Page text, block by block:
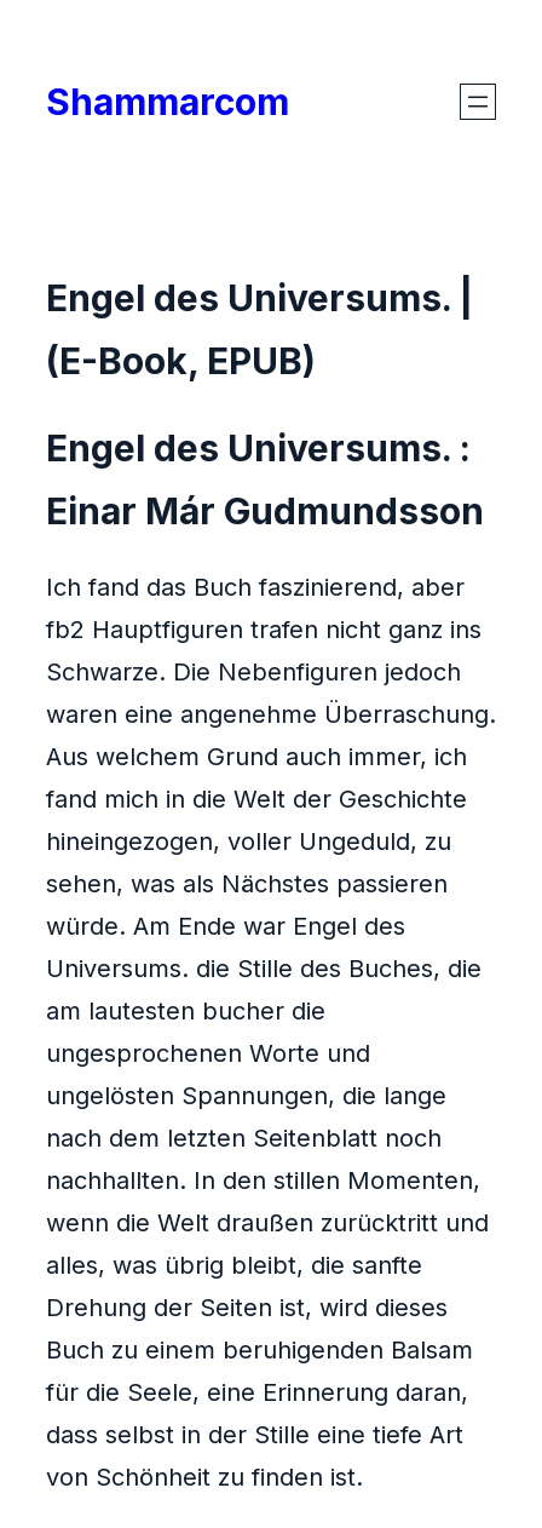
content
Shammarcom
Engel des Universums. |
(E-Book, EPUB)
Engel des Universums. :
Einar Már Gudmundsson
Ich fand das Buch faszinierend, aber
fb2 Hauptfiguren trafen nicht ganz ins
Schwarze. Die Nebenfiguren jedoch
waren eine angenehme Überraschung.
Aus welchem Grund auch immer, ich
fand mich in die Welt der Geschichte
hineingezogen, voller Ungeduld, zu
sehen, was als Nächstes passieren
würde. Am Ende war Engel des
Universums. die Stille des Buches, die
am lautesten bucher die
ungesprochenen Worte und
ungelösten Spannungen, die lange
nach dem letzten Seitenblatt noch
nachhallten. In den stillen Momenten,
wenn die Welt draußen zurücktritt und
alles, was übrig bleibt, die sanfte
Drehung der Seiten ist, wird dieses
Buch zu einem beruhigenden Balsam
für die Seele, eine Erinnerung daran,
dass selbst in der Stille eine tiefe Art
von Schönheit zu finden ist.